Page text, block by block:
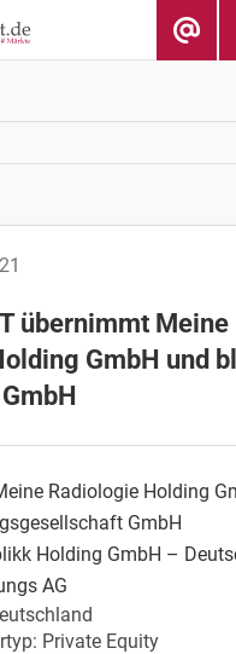
übernimmt
GmbH und
Radiologie Holding
GmbH
Holding GmbH –
AG
Private Equity